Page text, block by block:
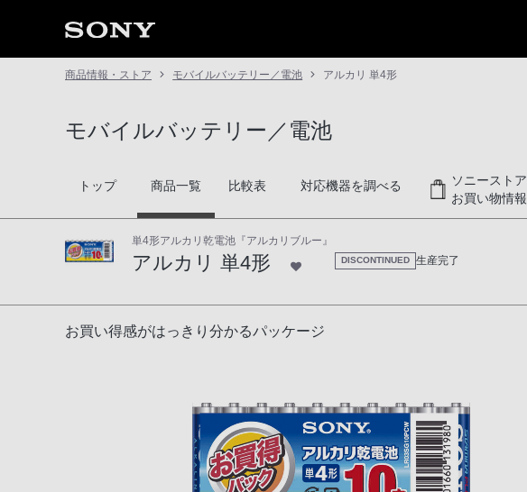
商品情報・ストア モバイルバッテリー／電池 アルカリ 単4形
モバイルバッテリー／電池
トップ 商品一覧 比較表 対応機器を調べる
ソニーストア
お買い物情報
単4形アルカリ乾電池『アルカリブルー』
アルカリ 単4形 DISCONTINUED 生産完了
お買い得感がはっきり分かるパッケージ